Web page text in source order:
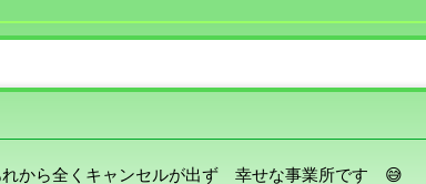
から全くキャンセルが出ず 幸せな事業所です 😅